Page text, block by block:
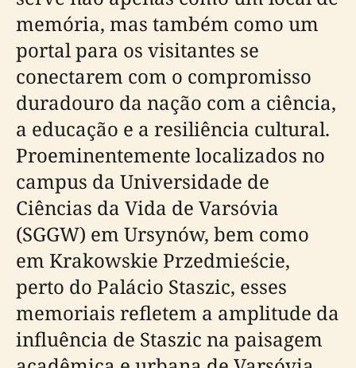
memória, mas também como um
portal para os visitantes se
conectarem com o compromisso
duradouro da nação com a ciência,
a educação e a resiliência cultural.
Proeminentemente localizados no
campus da Universidade de
Ciências da Vida de Varsóvia
(SGGW) em Ursynów, bem como
em Krakowskie Przedmieście,
perto do Palácio Staszic, esses
memoriais refletem a amplitude da
influência de Staszic na paisagem